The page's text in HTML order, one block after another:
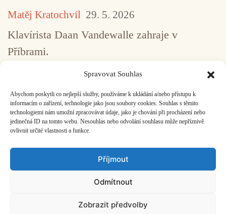
Spravovat Souhlas
Abychom poskytli co nejlepší služby, používáme k ukládání a/nebo přístupu k
informacím o zařízení, technologie jako jsou soubory cookies. Souhlas s těmito
technologiemi nám umožní zpracovávat údaje, jako je chování při procházení nebo
jedinečná ID na tomto webu. Nesouhlas nebo odvolání souhlasu může nepříznivě
ovlivnit určité vlastnosti a funkce.
Příjmout
Odmítnout
Zobrazit předvolby
Matěj Kratochvíl 29. 5. 2026
Klavírista Daan Vandewalle zahraje v
Příbrami.
1 2 3 4 5 ... 517
ČASOPIS O JINÉ HUDBĚ | vydává Hudební informační středisko